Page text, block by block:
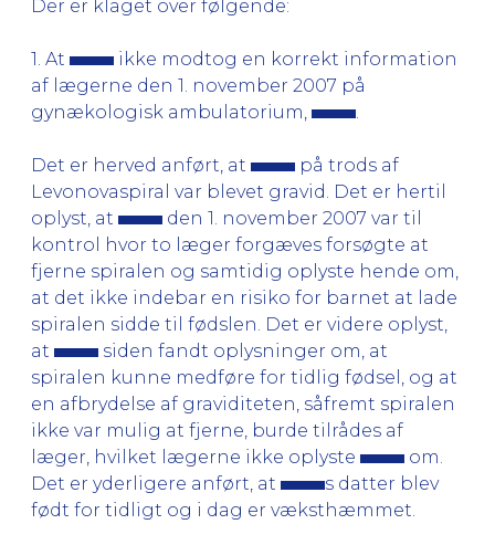
Der er klaget over følgende:
1. At
ikke modtog en korrekt information
af lægerne den 1. november 2007 på
gynækologisk ambulatorium,
Det er herved anført, at
på trods af
Levonovaspiral var blevet gravid. Det er hertil
oplyst, at
den 1. november 2007 var til
kontrol hvor to læger forgæves forsøgte at
fjerne spiralen og samtidig oplyste hende om,
at det ikke indebar en risiko for barnet at lade
spiralen sidde til fødslen. Det er videre oplyst,
at
siden fandt oplysninger om, at
spiralen kunne medføre for tidlig fødsel, og at
en afbrydelse af graviditeten, såfremt spiralen
ikke var mulig at fjerne, burde tilrådes af
læger, hvilket lægerne ikke oplyste
om.
Det er yderligere anført, at
s datter blev
født for tidligt og i dag er væksthæmmet.